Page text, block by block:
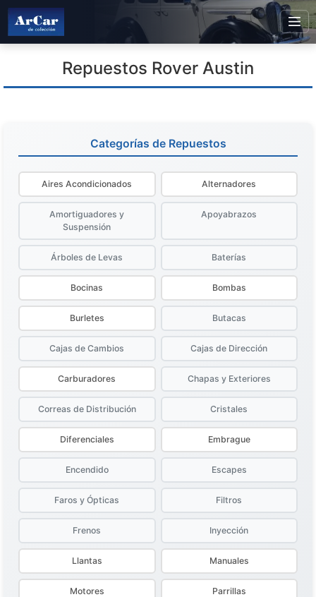
Repuestos Rover Austin
Categorías de Repuestos
Aires Acondicionados Alternadores
Amortiguadores y
Suspensión
Apoyabrazos
Árboles de Levas Baterías
Bocinas Bombas
Burletes Butacas
Cajas de Cambios Cajas de Dirección
Carburadores Chapas y Exteriores
Correas de Distribución Cristales
Diferenciales Embrague
Encendido Escapes
Faros y Ópticas Filtros
Frenos Inyección
Llantas Manuales
Motores Parrillas